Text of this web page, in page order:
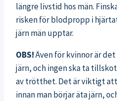
längre livstid hos män.
risken för blodpropp i
järn män upptar.
OBS!Även för kvinnor är
järn, och ingen ska ta
av trötthet. Det är viktigt
innan man börjar äta järn,